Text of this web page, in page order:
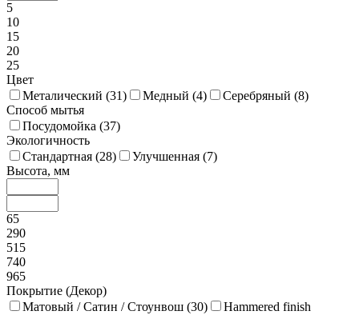
5
10
15
20
25
Цвет
Металический (31) Медный (4) Серебряный (8)
Способ мытья
Посудомойка (37)
Экологичность
Стандартная (28) Улучшенная (7)
Высота, мм
65
290
515
740
965
Покрытие (Декор)
Матовый / Сатин / Стоунвош (30)
Hammered finish